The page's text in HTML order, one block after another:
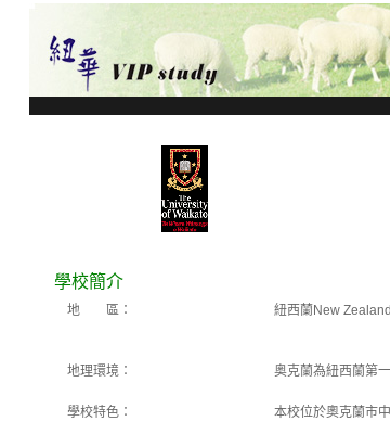
學校簡介
地 區： 紐西蘭New
地理環境： 奥克蘭為紐西蘭第
學校特色： 本校位於奧克蘭市